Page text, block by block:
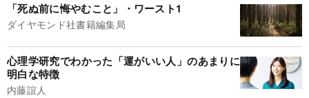
「死ぬ前に悔やむこと」・ワースト1
ダイヤモンド社書籍編集局
心理学研究でわかった「運がいい人」のあまりに
明白な特徴
内藤誼人